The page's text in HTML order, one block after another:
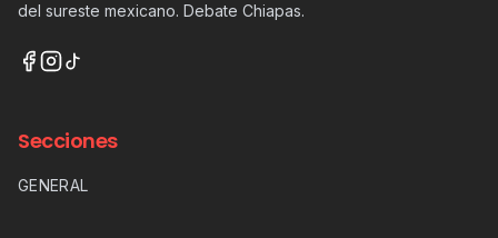
del sureste mexicano. Debate Chiapas.
Secciones
GENERAL